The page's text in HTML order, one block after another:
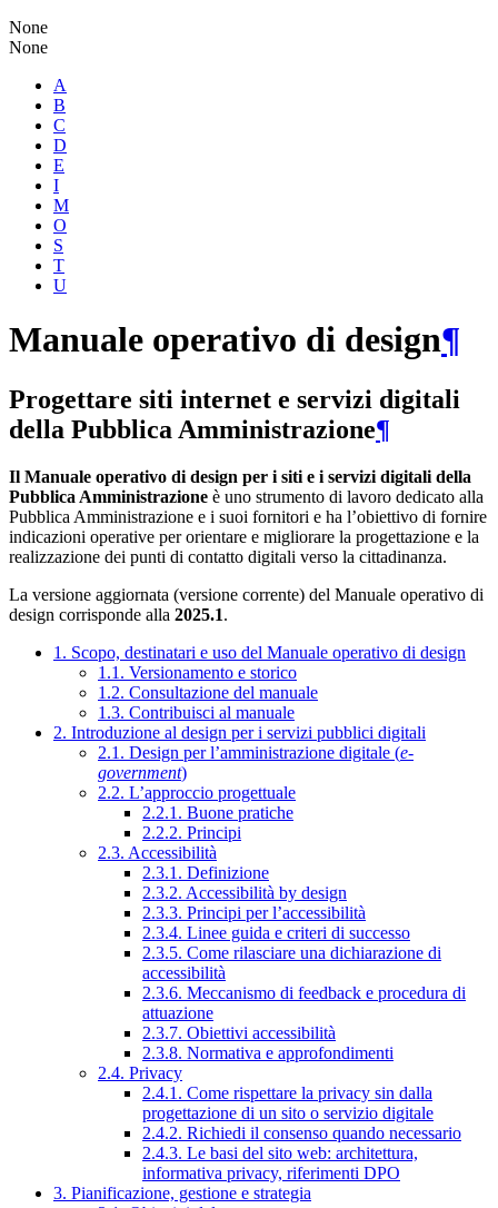
None
None
A
B
C
D
E
I
M
O
S
T
U
Manuale operativo di design¶
Progettare siti internet e servizi digitali
della Pubblica Amministrazione¶
Il Manuale operativo di design per i siti e i servizi digitali della
Pubblica Amministrazione è uno strumento di lavoro dedicato alla
Pubblica Amministrazione e i suoi fornitori e ha l’obiettivo di fornire
indicazioni operative per orientare e migliorare la progettazione e la
realizzazione dei punti di contatto digitali verso la cittadinanza.
La versione aggiornata (versione corrente) del Manuale operativo di
design corrisponde alla 2025.1.
1. Scopo, destinatari e uso del Manuale operativo di design
1.1. Versionamento e storico
1.2. Consultazione del manuale
1.3. Contribuisci al manuale
2. Introduzione al design per i servizi pubblici digitali
2.1. Design per l’amministrazione digitale (e-
government)
2.2. L’approccio progettuale
2.2.1. Buone pratiche
2.2.2. Principi
2.3. Accessibilità
2.3.1. Definizione
2.3.2. Accessibilità by design
2.3.3. Principi per l’accessibilità
2.3.4. Linee guida e criteri di successo
2.3.5. Come rilasciare una dichiarazione di
accessibilità
2.3.6. Meccanismo di feedback e procedura di
attuazione
2.3.7. Obiettivi accessibilità
2.3.8. Normativa e approfondimenti
2.4. Privacy
2.4.1. Come rispettare la privacy sin dalla
progettazione di un sito o servizio digitale
2.4.2. Richiedi il consenso quando necessario
2.4.3. Le basi del sito web: architettura,
informativa privacy, riferimenti DPO
3. Pianificazione, gestione e strategia